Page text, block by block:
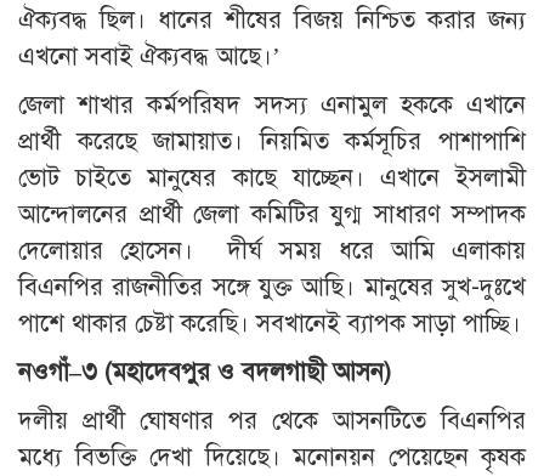
ঐক্যবদ্ধ ছিল। ধানের শীষের বিজয় নিশ্চিত করার জন্য
এখনো সবাই ঐক্যবদ্ধ আছে।’
জেলা শাখার কর্মপরিষদ সদস্য এনামুল হককে এখানে
প্রার্থী করেছে জামায়াত। নিয়মিত কর্মসূচির পাশাপাশি
ভোট চাইতে মানুষের কাছে যাচ্ছেন। এখানে ইসলামী
আন্দোলনের প্রার্থী জেলা কমিটির যুগ্ম সাধারণ সম্পাদক
দেলোয়ার হোসেন। দীর্ঘ সময় ধরে আমি এলাকায়
বিএনপির রাজনীতির সঙ্গে যুক্ত আছি। মানুষের সুখ-দুঃখে
পাশে থাকার চেষ্টা করেছি। সবখানেই ব্যাপক সাড়া পাচ্ছি।
নওগাঁ–৩ (মহাদেবপুর ও বদলগাছী আসন)
দলীয় প্রার্থী ঘোষণার পর থেকে আসনটিতে বিএনপির
মধ্যে বিভক্তি দেখা দিয়েছে। মনোনয়ন পেয়েছেন কৃষক